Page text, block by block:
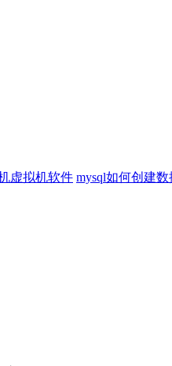
虚拟机软件 mysql如何创建数